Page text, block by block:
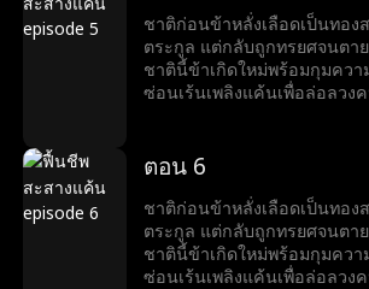
ชาติก่อนข้าหลั่งเลือดเป็นทอง
ตระกูล แต่กลับถูกทรยศจนตา
ชาตินี้ข้าเกิดใหม่พร้อมกุมคว
ซ่อนเร้นเพลิงแค้นเพื่อล่อลว
ความทรมานที่ข้าเคยได้รับ พ
ตอน 6
ชาติก่อนข้าหลั่งเลือดเป็นทอง
ตระกูล แต่กลับถูกทรยศจนตา
ชาตินี้ข้าเกิดใหม่พร้อมกุมคว
ซ่อนเร้นเพลิงแค้นเพื่อล่อลว